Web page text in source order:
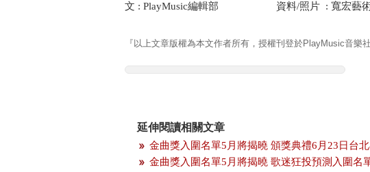
文 : PlayMusic編輯部 資料/照片 : 寬宏藝
『以上文章版權為本文作者所有，授權刊登於PlayMusic音樂社
延伸閱讀相關文章
金曲獎入圍名單5月將揭曉 頒獎典禮6月23日台
金曲獎入圍名單5月將揭曉 歌迷狂投預測入圍名